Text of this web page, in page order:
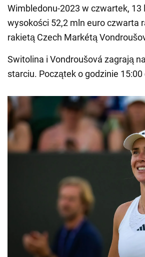
Wimbledonu-2023 w czwartek,
wysokości 52,2 mln euro czwarta
rakietą Czech Markétą
Switolina i Vondroušová zagrają
starciu. Początek o godzinie